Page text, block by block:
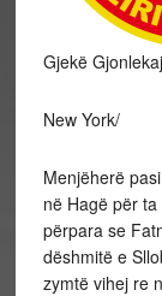
Gjekë Gjonlekaj
New York/
Menjëherë
në Hagë për
përpara se
dëshmitë e
zymtë vihej re